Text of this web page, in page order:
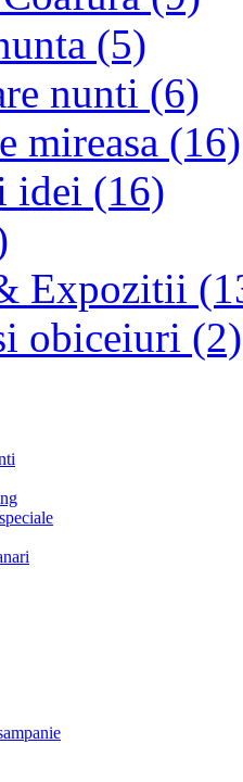
(5)
nunti (6)
mireasa (16)
idei (16)
Expozitii
obiceiuri (2)